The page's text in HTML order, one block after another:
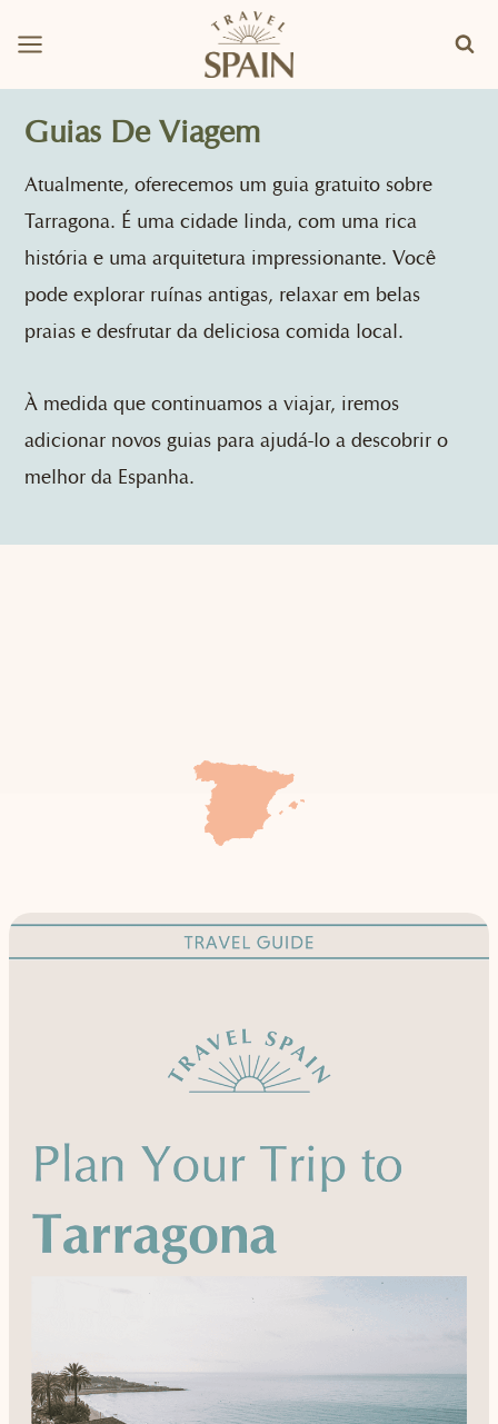
Guias De Viagem
Atualmente, oferecemos um guia gratuito sobre
Tarragona. É uma cidade linda, com uma rica
história e uma arquitetura impressionante. Você
pode explorar ruínas antigas, relaxar em belas
praias e desfrutar da deliciosa comida local.
À medida que continuamos a viajar, iremos
adicionar novos guias para ajudá-lo a descobrir o
melhor da Espanha.